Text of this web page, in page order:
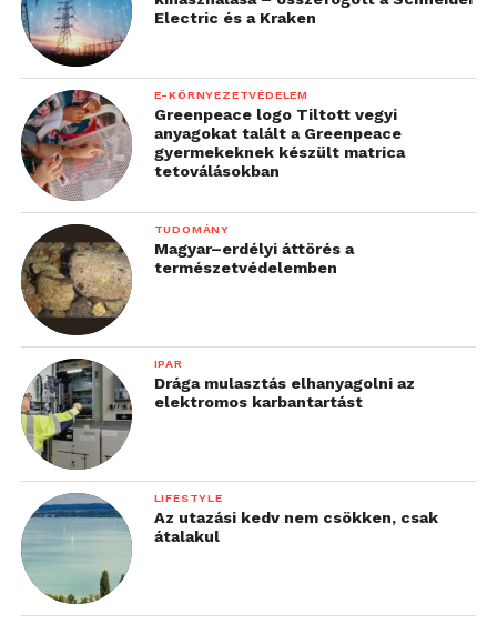
Electric és a Kraken
E-KÖRNYEZETVÉDELEM
Greenpeace logo Tiltott vegyi
anyagokat talált a Greenpeace
gyermekeknek készült matrica
tetoválásokban
TUDOMÁNY
Magyar–erdélyi áttörés a
természetvédelemben
IPAR
Drága mulasztás elhanyagolni az
elektromos karbantartást
LIFESTYLE
Az utazási kedv nem csökken, csak
átalakul